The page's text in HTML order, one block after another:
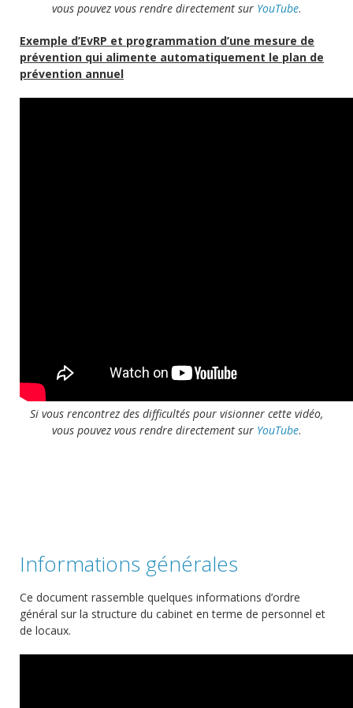
vous pouvez vous rendre directement sur YouTube.
Exemple d’EvRP et programmation d’une mesure de
prévention qui alimente automatiquement le plan de
prévention annuel
Si vous rencontrez des difficultés pour visionner cette vidéo,
vous pouvez vous rendre directement sur YouTube.
Informations générales
Ce document rassemble quelques informations d’ordre
général sur la structure du cabinet en terme de personnel et
de locaux.